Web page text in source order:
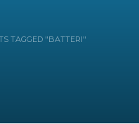
TAGGED "BATTERI"